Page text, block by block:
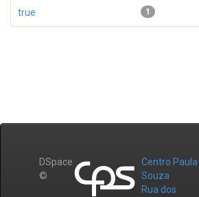
1
true
DSpace
©
Centro Paula
Souza
Rua dos